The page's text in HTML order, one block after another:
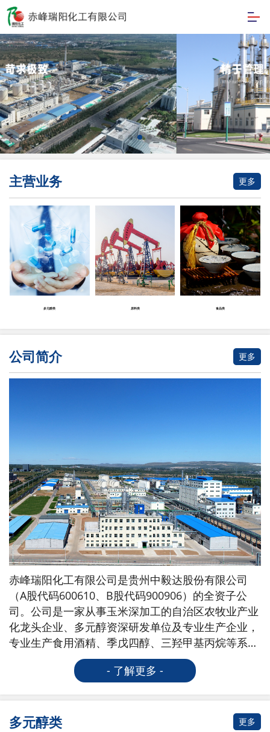
更多
主营业务
多元醇类 原料类 食品类
更多
公司简介
赤峰瑞阳化工有限公司是贵州中毅达股份有限公司
（A股代码600610、B股代码900906）的全资子公
司。公司是一家从事玉米深加工的自治区农牧业产业
化龙头企业、多元醇资深研发单位及专业生产企业，
专业生产食用酒精、季戊四醇、三羟甲基丙烷等系列
产品。公司是国家高新技术企业、国家级绿色工厂、
自治区科技领军企
- 了解更多 -
更多
多元醇类